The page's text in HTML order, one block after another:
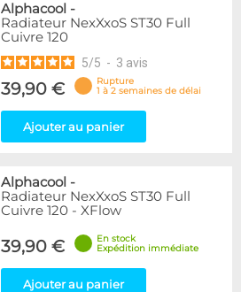
Alphacool -
Radiateur NexXxoS ST30 Full
Cuivre 120
5/5 - 3 avis
39,90 €
Rupture
1 à 2 semaines de délai
Ajouter au panier
Alphacool -
Radiateur NexXxoS ST30 Full
Cuivre 120 - XFlow
39,90 €
En stock
Expédition immédiate
Ajouter au panier